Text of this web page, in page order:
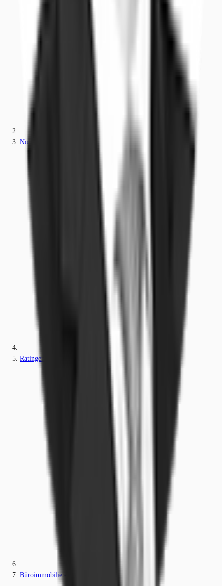
Nordrhein-Westfalen
Ratingen
Büroimmobilie - Ratingen - D0455